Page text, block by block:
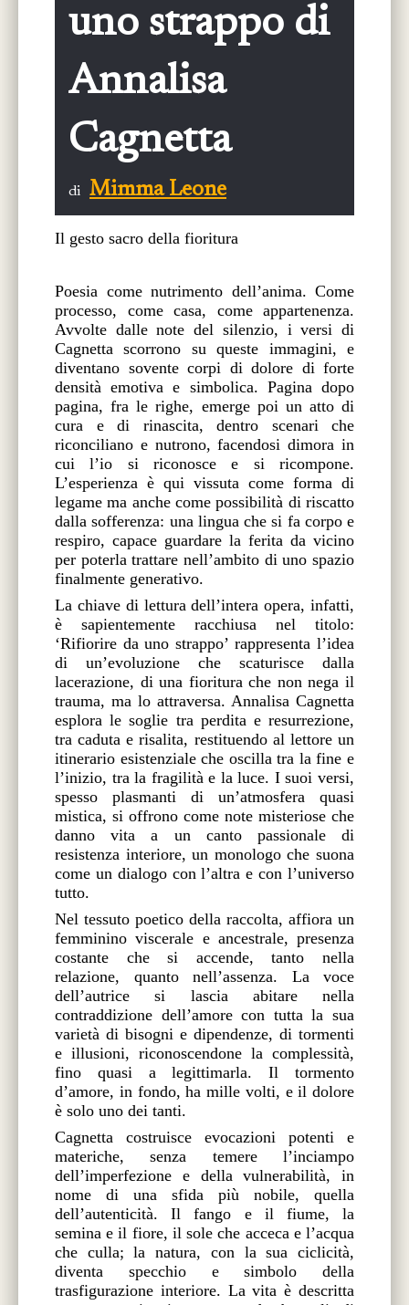
uno strappo di
Annalisa
Cagnetta
di Mimma Leone
Il gesto sacro della fioritura
Poesia come nutrimento dell’anima. Come
processo, come casa, come appartenenza.
Avvolte dalle note del silenzio, i versi di
Cagnetta scorrono su queste immagini, e
diventano sovente corpi di dolore di forte
densità emotiva e simbolica. Pagina dopo
pagina, fra le righe, emerge poi un atto di
cura e di rinascita, dentro scenari che
riconciliano e nutrono, facendosi dimora in
cui l’io si riconosce e si ricompone.
L’esperienza è qui vissuta come forma di
legame ma anche come possibilità di riscatto
dalla sofferenza: una lingua che si fa corpo e
respiro, capace guardare la ferita da vicino
per poterla trattare nell’ambito di uno spazio
finalmente generativo.
La chiave di lettura dell’intera opera, infatti,
è sapientemente racchiusa nel titolo:
‘Rifiorire da uno strappo’ rappresenta l’idea
di un’evoluzione che scaturisce dalla
lacerazione, di una fioritura che non nega il
trauma, ma lo attraversa. Annalisa Cagnetta
esplora le soglie tra perdita e resurrezione,
tra caduta e risalita, restituendo al lettore un
itinerario esistenziale che oscilla tra la fine e
l’inizio, tra la fragilità e la luce. I suoi versi,
spesso plasmanti di un’atmosfera quasi
mistica, si offrono come note misteriose che
danno vita a un canto passionale di
resistenza interiore, un monologo che suona
come un dialogo con l’altra e con l’universo
tutto.
Nel tessuto poetico della raccolta, affiora un
femminino viscerale e ancestrale, presenza
costante che si accende, tanto nella
relazione, quanto nell’assenza. La voce
dell’autrice si lascia abitare nella
contraddizione dell’amore con tutta la sua
varietà di bisogni e dipendenze, di tormenti
e illusioni, riconoscendone la complessità,
fino quasi a legittimarla. Il tormento
d’amore, in fondo, ha mille volti, e il dolore
è solo uno dei tanti.
Cagnetta costruisce evocazioni potenti e
materiche, senza temere l’inciampo
dell’imperfezione e della vulnerabilità, in
nome di una sfida più nobile, quella
dell’autenticità. Il fango e il fiume, la
semina e il fiore, il sole che acceca e l’acqua
che culla; la natura, con la sua ciclicità,
diventa specchio e simbolo della
trasfigurazione interiore. La vita è descritta